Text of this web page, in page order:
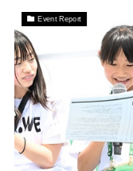
Event Report